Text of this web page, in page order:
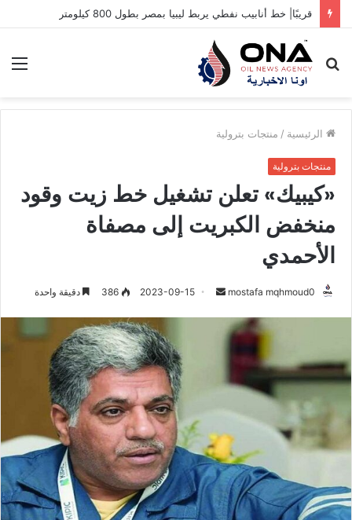
قريبًا| خط أنابيب نفطي يربط ليبيا بمصر بطول 800 كيلومتر
بحث
الرئيسية / منتجات بترولية
منتجات بترولية
«كيبيك» تعلن تشغيل خط زيت وقود
منخفض الكبريت إلى مصفاة
الأحمدي
mostafa mqhmoud0
أرسل 2023-09-15
386 دقيقة واحدة